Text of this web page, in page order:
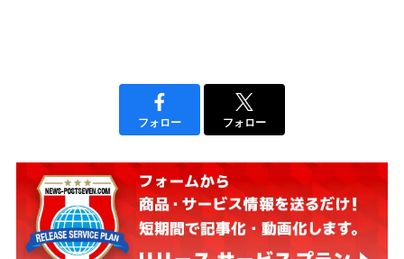
フォロー フォロー